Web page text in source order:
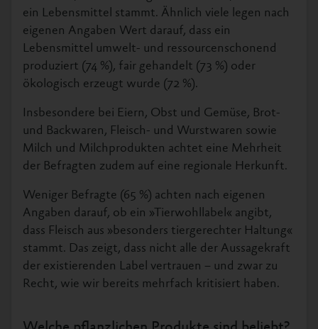
ein Lebensmittel stammt. Ähnlich viele legen nach
eigenen Angaben Wert darauf, dass ein
Lebensmittel umwelt- und ressourcenschonend
produziert (74 %), fair gehandelt (73 %) oder
ökologisch erzeugt wurde (72 %).
Insbesondere bei Eiern, Obst und Gemüse, Brot-
und Backwaren, Fleisch- und Wurstwaren sowie
Milch und Milchprodukten achtet eine Mehrheit
der Befragten zudem auf eine regionale Herkunft.
Weniger Befragte (65 %) achten nach eigenen
Angaben darauf, ob ein »Tierwohllabel« angibt,
dass Fleisch aus »besonders tiergerechter Haltung«
stammt. Das zeigt, dass nicht alle der Aussagekraft
der existierenden Label vertrauen – und zwar zu
Recht, wie wir bereits mehrfach kritisiert haben.